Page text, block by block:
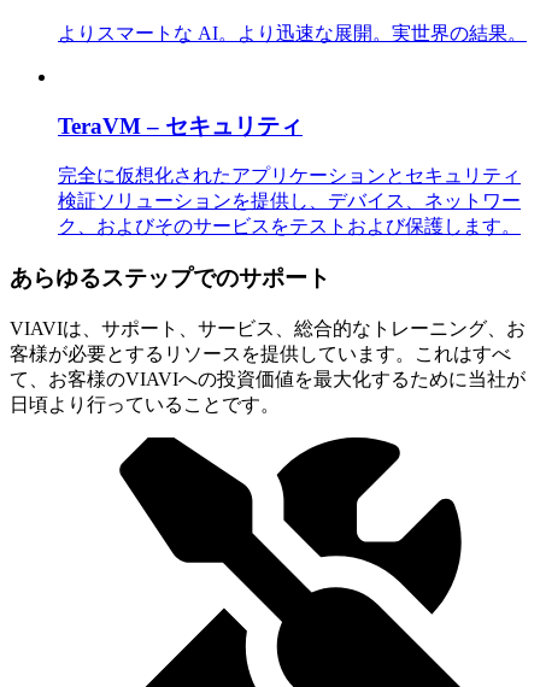
よりスマートな AI。より迅速な展開。実世界の結果。
TeraVM – セキュリティ
完全に仮想化されたアプリケーションとセキュリティ
検証ソリューションを提供し、デバイス、ネットワー
ク、およびそのサービスをテストおよび保護します。
あらゆるステップでのサポート
VIAVIは、サポート、サービス、総合的なトレーニング、お
客様が必要とするリソースを提供しています。これはすべ
て、お客様のVIAVIへの投資価値を最大化するために当社が
日頃より行っていることです。